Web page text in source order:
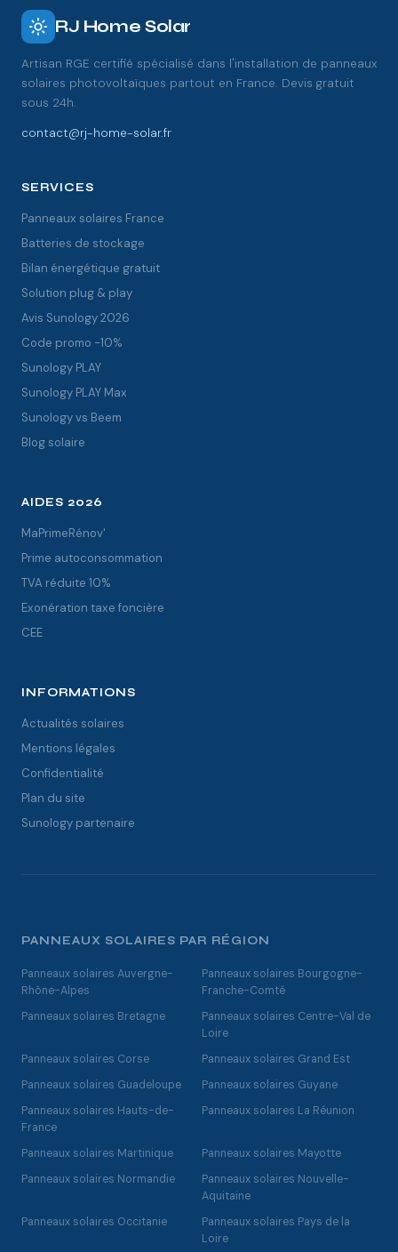
RJ Home Solar
Artisan RGE certifié spécialisé dans l'installation de panneaux
solaires photovoltaïques partout en France. Devis gratuit
sous 24h.
contact@rj-home-solar.fr
SERVICES
Panneaux solaires France
Batteries de stockage
Bilan énergétique gratuit
Solution plug & play
Avis Sunology 2026
Code promo -10%
Sunology PLAY
Sunology PLAY Max
Sunology vs Beem
Blog solaire
AIDES 2026
MaPrimeRénov'
Prime autoconsommation
TVA réduite 10%
Exonération taxe foncière
CEE
INFORMATIONS
Actualités solaires
Mentions légales
Confidentialité
Plan du site
Sunology partenaire
PANNEAUX SOLAIRES PAR RÉGION
Panneaux solaires Auvergne-
Rhône-Alpes
Panneaux solaires Bourgogne-
Franche-Comté
Panneaux solaires Bretagne
Panneaux solaires Centre-Val de
Loire
Panneaux solaires Corse
Panneaux solaires Grand Est
Panneaux solaires Guadeloupe
Panneaux solaires Guyane
Panneaux solaires Hauts-de-
France
Panneaux solaires La Réunion
Panneaux solaires Martinique
Panneaux solaires Mayotte
Panneaux solaires Normandie
Panneaux solaires Nouvelle-
Aquitaine
Panneaux solaires Occitanie
Panneaux solaires Pays de la
Loire